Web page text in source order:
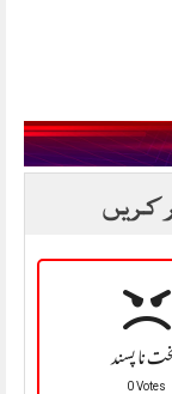
کریں
نا پسند
0 Votes